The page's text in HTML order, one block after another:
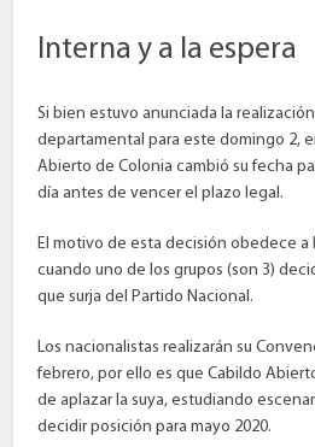
Interna y a la espera
Si bien estuvo anunciada la
departamental para este domingo 2,
Abierto de Colonia cambió su fecha
día antes de vencer el plazo legal.
El motivo de esta decisión obedece a
cuando uno de los grupos (son 3)
que surja del Partido Nacional.
Los nacionalistas realizarán su
febrero, por ello es que Cabildo
de aplazar la suya, estudiando
decidir posición para mayo 2020.